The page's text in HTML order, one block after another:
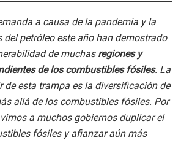
a causa de la pandemia y la
del petróleo este año han demostrado
de muchasregiones y
de los combustibles fósiles. La
de esta trampa es la diversificación de
allá de los combustibles fósiles. Por
a muchos gobiernos duplicar el
fósiles y afianzar aún más